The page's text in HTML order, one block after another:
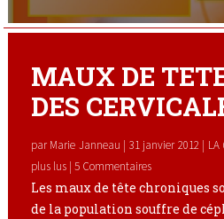
MAUX DE
DES
par Marie Janneau | 31 janvier 2012| LA
plus lus | 5 Commentaires
Les maux de tête chroniques
de la population souffre de